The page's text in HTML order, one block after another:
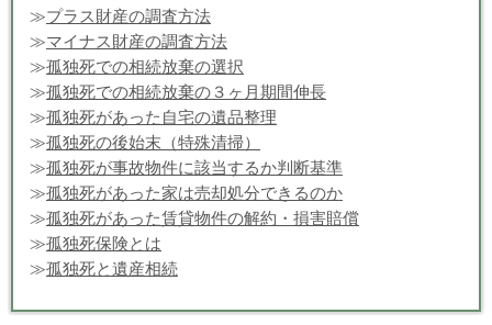
≫プラス財産の調査方法
≫マイナス財産の調査方法
≫孤独死での相続放棄の選択
≫孤独死での相続放棄の３ヶ月期間伸長
≫孤独死があった自宅の遺品整理
≫孤独死の後始末（特殊清掃）
≫孤独死が事故物件に該当するか判断基準
≫孤独死があった家は売却処分できるのか
≫孤独死があった賃貸物件の解約・損害賠償
≫孤独死保険とは
≫孤独死と遺産相続